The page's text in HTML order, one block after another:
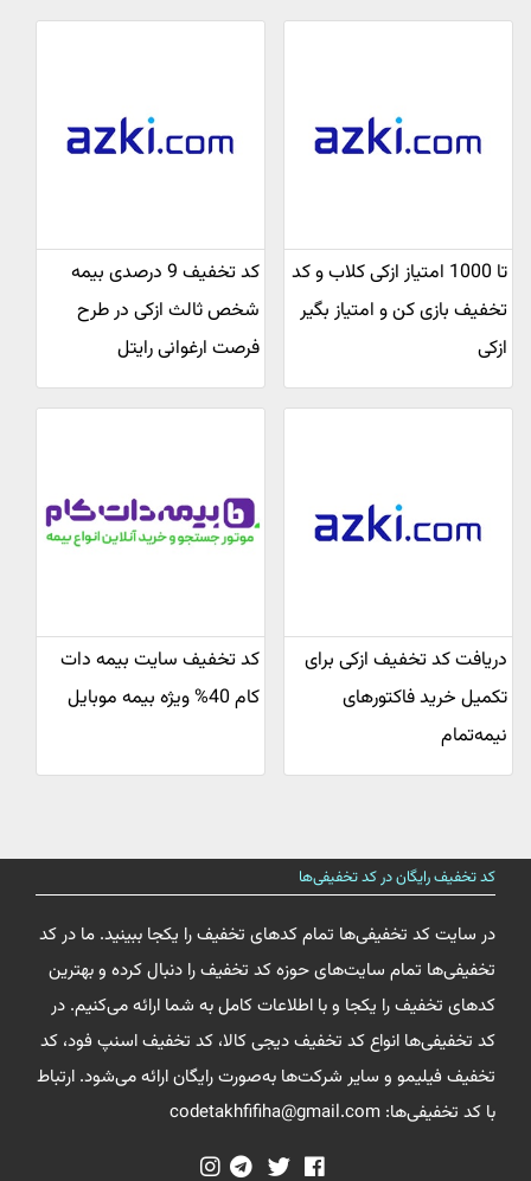
تا 1000 امتیاز ازکی کلاب و کد
تخفیف بازی کن و امتیاز بگیر
ازکی
کد تخفیف 9 درصدی بیمه
شخص ثالث ازکی در طرح
فرصت ارغوانی رایتل
دریافت کد تخفیف ازکی برای
تکمیل خرید فاکتورهای
نیمه‌تمام
کد تخفیف سایت بیمه دات
کام 40% ویژه بیمه موبایل
کد تخفیف رایگان در کد تخفیفی‌ها
در سایت کد تخفیفی‌ها تمام کدهای تخفیف را یکجا ببینید. ما در کد
تخفیفی‌ها تمام سایت‌های حوزه کد تخفیف را دنبال کرده و بهترین
کدهای تخفیف را یکجا و با اطلاعات کامل به شما ارائه می‌کنیم. در
کد تخفیفی‌ها انواع کد تخفیف دیجی کالا، کد تخفیف اسنپ فود، کد
تخفیف فیلیمو و سایر شرکت‌ها به‌صورت رایگان ارائه می‌شود. ارتباط
با کد تخفیفی‌ها: codetakhfifiha@gmail.com